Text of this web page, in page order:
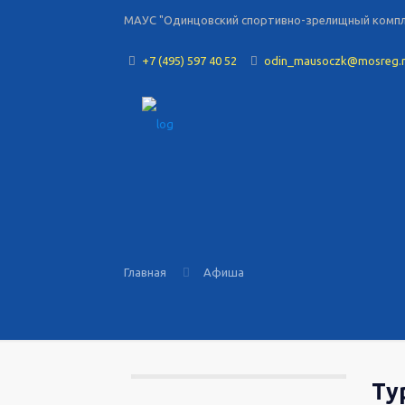
МАУС "Одинцовский спортивно-зрелищный
+7 (495) 597 40 52
Главная Афиша